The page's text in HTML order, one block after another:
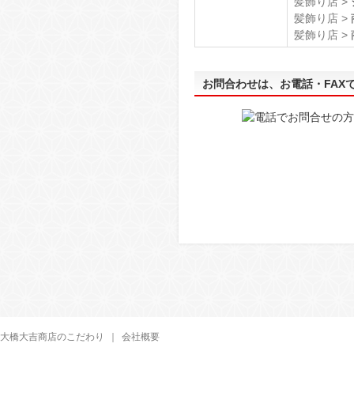
髪飾り店 >
髪飾り店 >
お問合わせは、お電話・FAX
大橋大吉商店のこだわり 会社概要